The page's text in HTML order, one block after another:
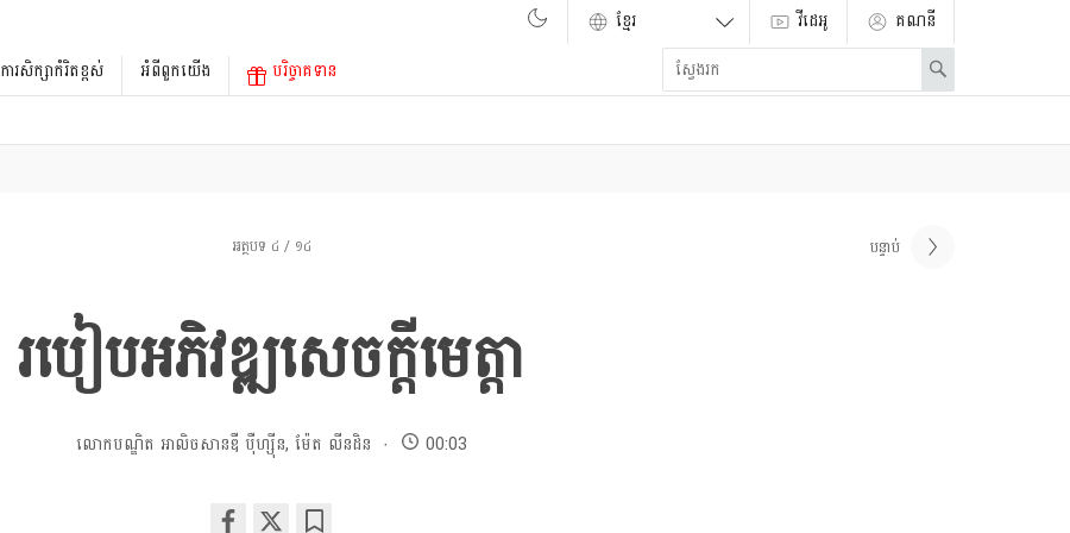
ការសិក្សាកំរិតខ្ពស់ អំពីពួកយើង បរិច្ចាគទាន
វីដេអូ
គណនី
Enter
search
term
Search
អត្ថបទ ៤ / ១៤ បន្ទាប់
របៀបអភិវឌ្ឍសេចក្តីមេត្តា
លោកបណ្ឌិត អាលិចសានឌឺ បុឺហ្សុីន, ម៉ែត លីនដិន 00:03